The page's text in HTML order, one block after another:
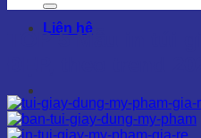
Liên hệ
TOP 5 Mẫu in túi